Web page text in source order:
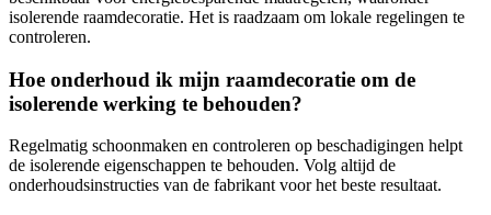
isolerende raamdecoratie. Het is raadzaam om lokale regelingen te
controleren.
Hoe onderhoud ik mijn raamdecoratie om de
isolerende werking te behouden?
Regelmatig schoonmaken en controleren op beschadigingen helpt
de isolerende eigenschappen te behouden. Volg altijd de
onderhoudsinstructies van de fabrikant voor het beste resultaat.